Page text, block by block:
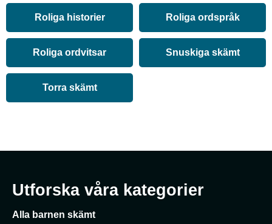
Roliga historier Roliga ordspråk
Roliga ordvitsar Snuskiga skämt
Torra skämt
Utforska våra kategorier
Alla barnen skämt